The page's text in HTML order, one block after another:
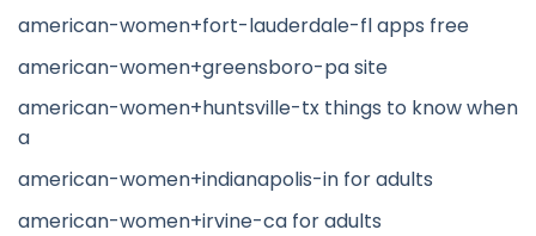
american-women+fort-lauderdale-fl apps free
american-women+greensboro-pa site
american-women+huntsville-tx things to know when
a
american-women+indianapolis-in for adults
american-women+irvine-ca for adults